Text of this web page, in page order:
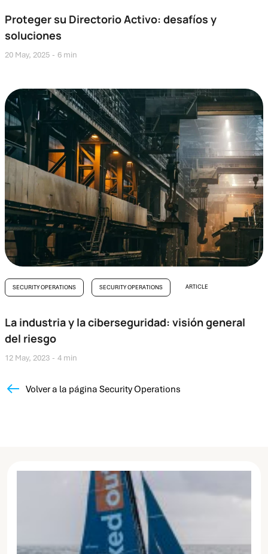
Proteger su Directorio Activo: desafíos y
soluciones
20 May, 2025 6 min
SECURITY OPERATIONS SECURITY OPERATIONS ARTICLE
La industria y la ciberseguridad: visión general
del riesgo
12 May, 2023 4 min
Volver a la página Security Operations